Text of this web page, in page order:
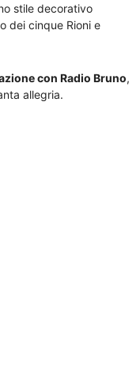
stile decorativo
dei cinque Rioni e
con Radio Bruno,
allegria.